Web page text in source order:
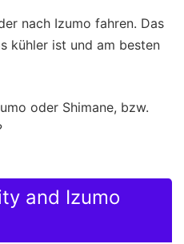
nach Izumo fahren. Das
kühler ist und am besten
oder Shimane, bzw.
and Izumo